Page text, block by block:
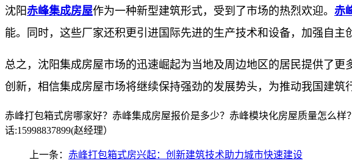
沈阳赤峰集成房屋作为一种新型建筑形式，受到了市场的热烈欢迎。 赤
能。同时，这些厂家还积更引进国际先进的生产技术和设备，加强自主
总之，沈阳集成房屋市场的迅速崛起为当地及周边地区的居民提供了
创新，相信集成房屋市场将继续保持强劲的发展势头，为推动我国建筑
赤峰打包箱式房哪家好？赤峰集成房屋报价是多少？赤峰模块化房屋质量怎么
话:15998837899(赵经理）
上一条： 赤峰打包箱式房兴起：创新建筑技术助力城市快速建设